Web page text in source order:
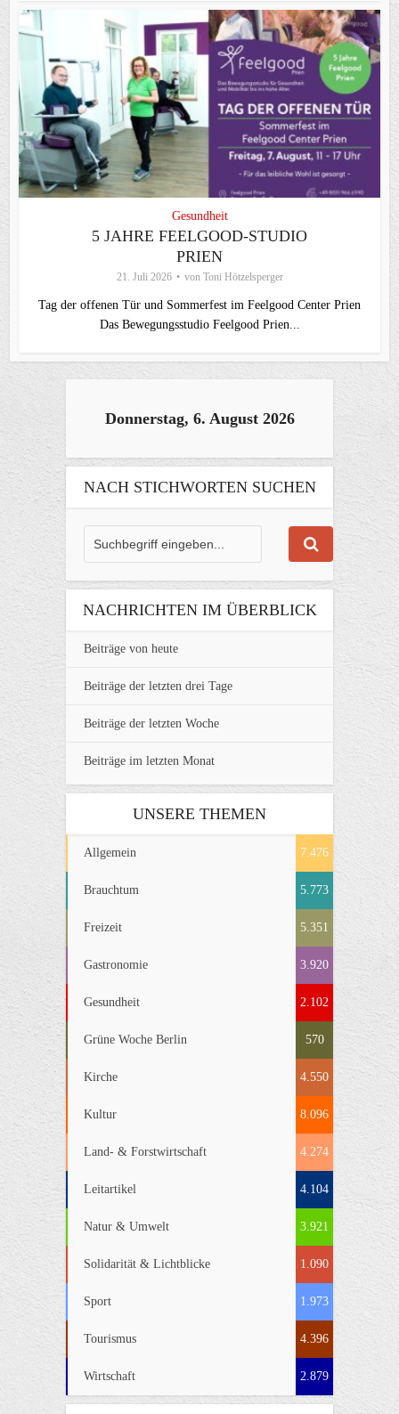
Gesundheit
5 JAHRE FEELGOOD-STUDIO
PRIEN
21. Juli 2026 von Toni Hötzelsperger
Tag der offenen Tür und Sommerfest im Feelgood Center Prien
Das Bewegungsstudio Feelgood Prien...
Donnerstag, 6. August 2026
NACH STICHWORTEN SUCHEN
NACHRICHTEN IM ÜBERBLICK
Beiträge von heute
Beiträge der letzten drei Tage
Beiträge der letzten Woche
Beiträge im letzten Monat
UNSERE THEMEN
Allgemein 7.476
Brauchtum 5.773
Freizeit 5.351
Gastronomie 3.920
Gesundheit 2.102
Grüne Woche Berlin 570
Kirche 4.550
Kultur 8.096
Land- & Forstwirtschaft 4.274
Leitartikel 4.104
Natur & Umwelt 3.921
Solidarität & Lichtblicke 1.090
Sport 1.973
Tourismus 4.396
Wirtschaft 2.879